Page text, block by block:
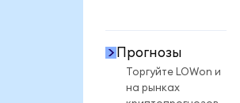
Прогнозы
Торгуйте LOWon и
на рынках